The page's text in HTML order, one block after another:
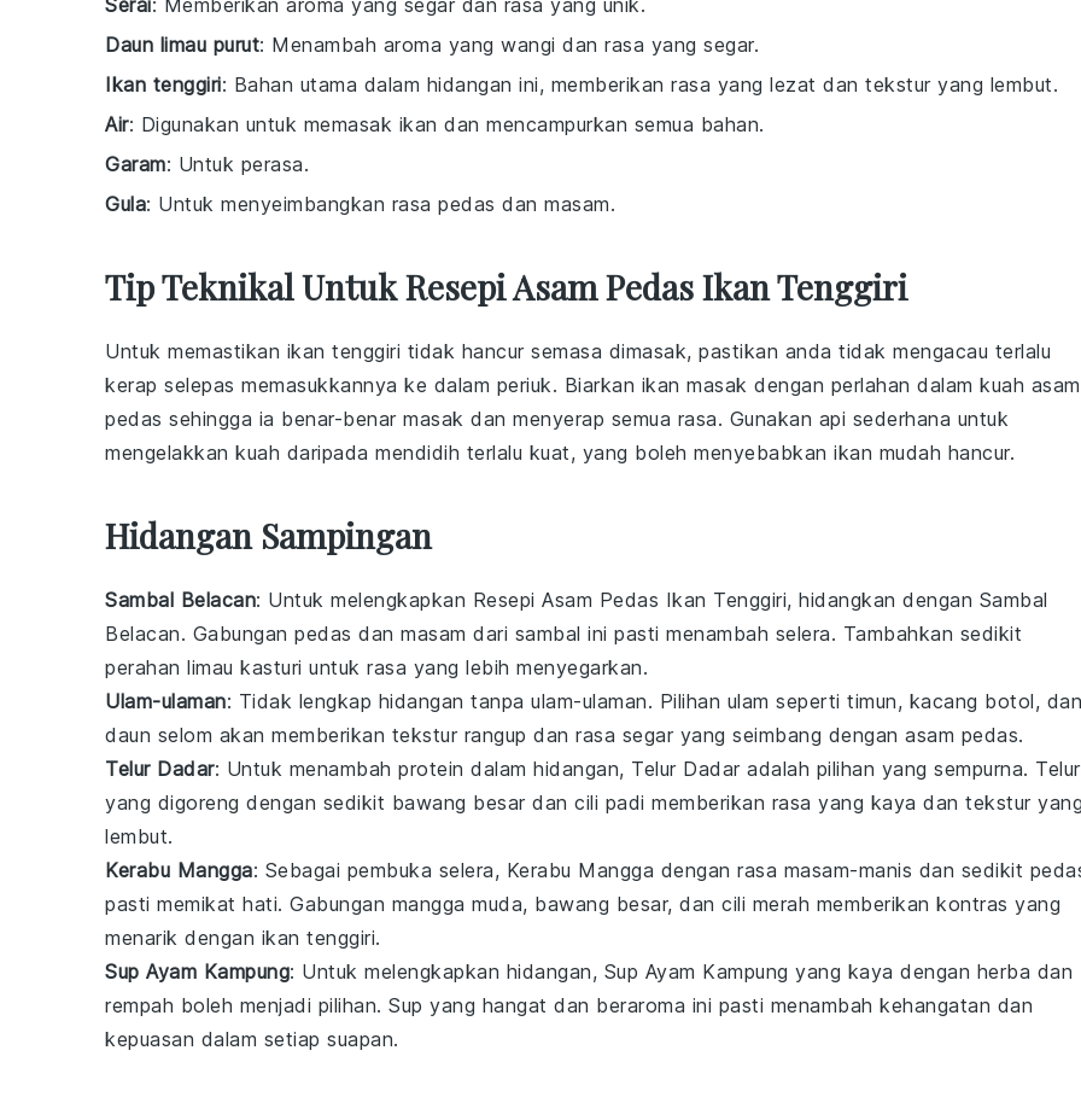
Daun limau purut: Menambah aroma yang wangi dan rasa yang segar.
Ikan tenggiri: Bahan utama dalam hidangan ini, memberikan rasa yang lezat dan tekstur yang lembut.
Air: Digunakan untuk memasak ikan dan mencampurkan semua bahan.
Garam: Untuk perasa.
Gula: Untuk menyeimbangkan rasa pedas dan masam.
Tip Teknikal Untuk Resepi Asam Pedas Ikan Tenggiri
Untuk memastikan ikan tenggiri tidak hancur semasa dimasak, pastikan anda tidak mengacau terlalu
kerap selepas memasukkannya ke dalam periuk. Biarkan ikan masak dengan perlahan dalam kuah asam
pedas sehingga ia benar-benar masak dan menyerap semua rasa. Gunakan api sederhana untuk
mengelakkan kuah daripada mendidih terlalu kuat, yang boleh menyebabkan ikan mudah hancur.
Hidangan Sampingan
Sambal Belacan: Untuk melengkapkan Resepi Asam Pedas Ikan Tenggiri, hidangkan dengan Sambal
Belacan. Gabungan pedas dan masam dari sambal ini pasti menambah selera. Tambahkan sedikit
perahan limau kasturi untuk rasa yang lebih menyegarkan.
Ulam-ulaman: Tidak lengkap hidangan tanpa ulam-ulaman. Pilihan ulam seperti timun, kacang botol, dan
daun selom akan memberikan tekstur rangup dan rasa segar yang seimbang dengan asam pedas.
Telur Dadar: Untuk menambah protein dalam hidangan, Telur Dadar adalah pilihan yang sempurna. Telur
yang digoreng dengan sedikit bawang besar dan cili padi memberikan rasa yang kaya dan tekstur
lembut.
Kerabu Mangga: Sebagai pembuka selera, Kerabu Mangga dengan rasa masam-manis dan sedikit
pasti memikat hati. Gabungan mangga muda, bawang besar, dan cili merah memberikan kontras yang
menarik dengan ikan tenggiri.
Sup Ayam Kampung: Untuk melengkapkan hidangan, Sup Ayam Kampung yang kaya dengan herba dan
rempah boleh menjadi pilihan. Sup yang hangat dan beraroma ini pasti menambah kehangatan dan
kepuasan dalam setiap suapan.